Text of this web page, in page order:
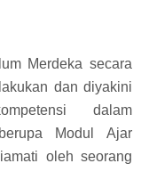
Merdeka secara
dan diyakini
dalam
Modul Ajar
oleh seorang